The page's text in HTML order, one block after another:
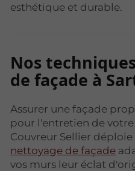
esthétique et durable.
Nos
de façade à
Assurer une façade
pour l'entretien de
Couvreur Sellier
nettoyage de façade
vos murs leur éclat